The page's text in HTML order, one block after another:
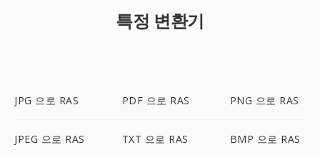
특정 변환기
JPG 으로 RAS PDF 으로 RAS PNG 으로 RAS
JPEG 으로 RAS TXT 으로 RAS BMP 으로 RAS